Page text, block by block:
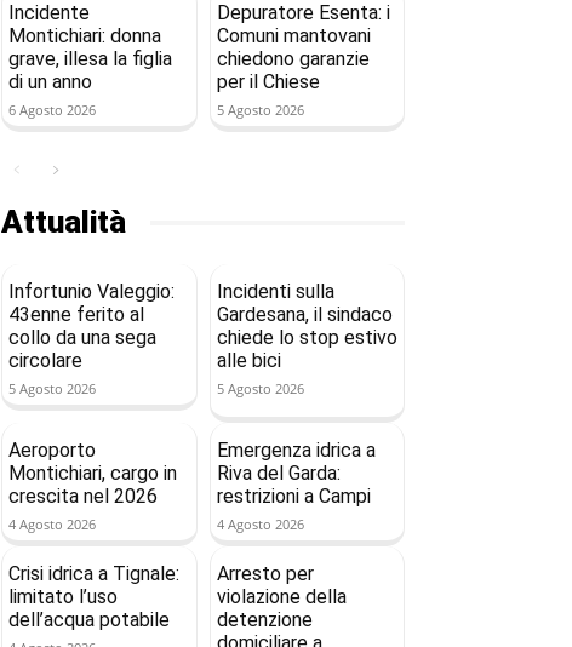
Incidente
Montichiari: donna
grave, illesa la figlia
di un anno
6 Agosto 2026
Depuratore Esenta: i
Comuni mantovani
chiedono garanzie
per il Chiese
5 Agosto 2026
Attualità
Infortunio Valeggio:
43enne ferito al
collo da una sega
circolare
5 Agosto 2026
Incidenti sulla
Gardesana, il sindaco
chiede lo stop estivo
alle bici
5 Agosto 2026
Aeroporto
Montichiari, cargo in
crescita nel 2026
4 Agosto 2026
Emergenza idrica a
Riva del Garda:
restrizioni a Campi
4 Agosto 2026
Crisi idrica a Tignale:
limitato l’uso
dell’acqua potabile
Arresto per
violazione della
detenzione